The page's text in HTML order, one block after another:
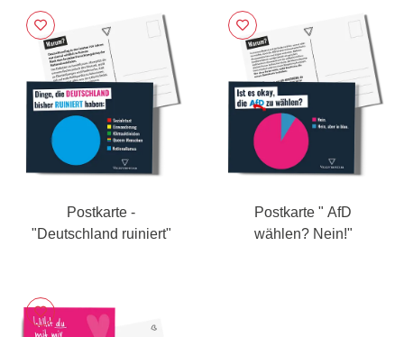
Postkarte -
"Deutschland ruiniert"
Postkarte " AfD
wählen? Nein!"